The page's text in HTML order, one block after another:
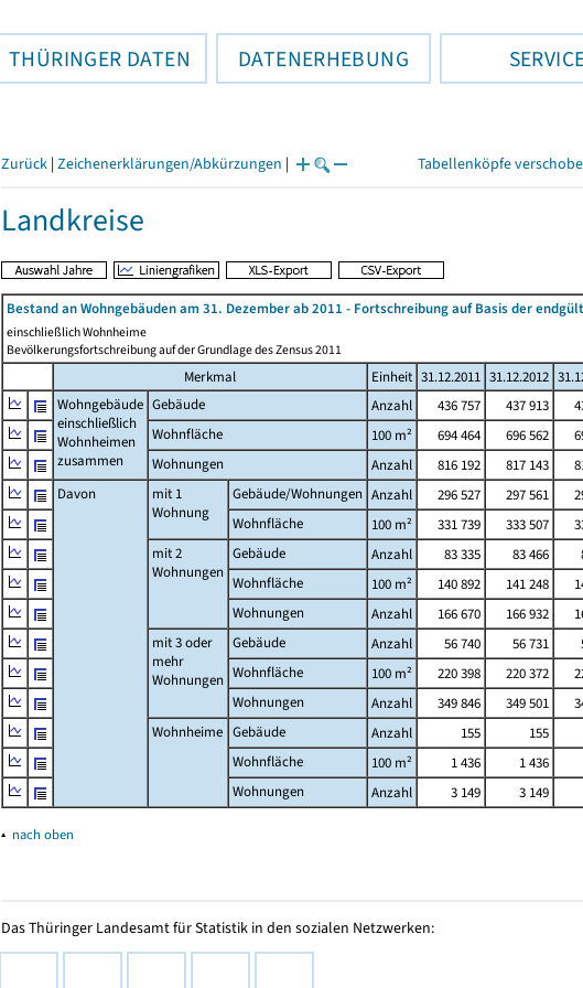
THÜRINGER DATEN DATENERHEBUNG
Zurück | Zeichenerklärungen/Abkürzungen | Tabellenköpfe
Landkreise
Bestand an Wohngebäuden am 31. Dezember ab 2011 - Fortschreibung auf Basis der
einschließlich Wohnheime
Bevölkerungsfortschreibung auf der Grundlage des Zensus 2011
Merkmal Einheit 31.12.2011 31.12.2012
Wohngebäude
einschließlich
Wohnheimen
zusammen
Gebäude Anzahl 436 757 437 913
Wohnfläche
100 m² 694 464 696 562
Wohnungen
Anzahl 816 192 817 143
Davon
mit 1
Wohnung
Gebäude/Wohnungen Anzahl 296 527 297 561
Wohnfläche
100 m² 331 739 333 507
mit 2
Wohnungen
Gebäude Anzahl 83 335 83 466
Wohnfläche
100 m² 140 892 141 248
Wohnungen
Anzahl 166 670 166 932
mit 3 oder
mehr
Wohnungen
Gebäude Anzahl 56 740 56 731
Wohnfläche
100 m² 220 398 220 372
Wohnungen
Anzahl 349 846 349 501
Wohnheime Gebäude Anzahl 155 155
Wohnfläche
100 m² 1 436 1 436
Wohnungen
Anzahl 3 149 3 149
▴ nach oben
Das Thüringer Landesamt für Statistik in den sozialen Netzwerken: